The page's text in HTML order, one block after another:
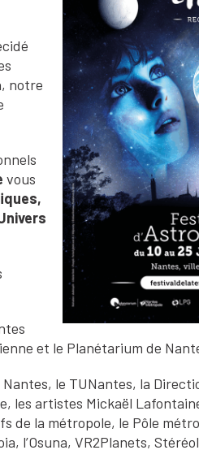
notre
vous
et le Planétarium de
le TUNantes, la
les artistes Mickaël
de la métropole, le Pôle
l’Osuna, VR2Planets,